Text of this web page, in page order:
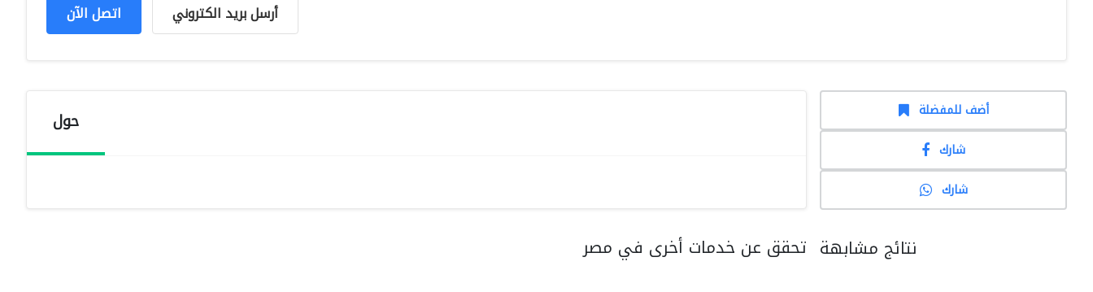
اتصل الآن أرسل بريد الكتروني
حول
تحقق عن خدمات أخرى في مصر
أضف للمفضلة
شارك
شارك
نتائج مشابهة